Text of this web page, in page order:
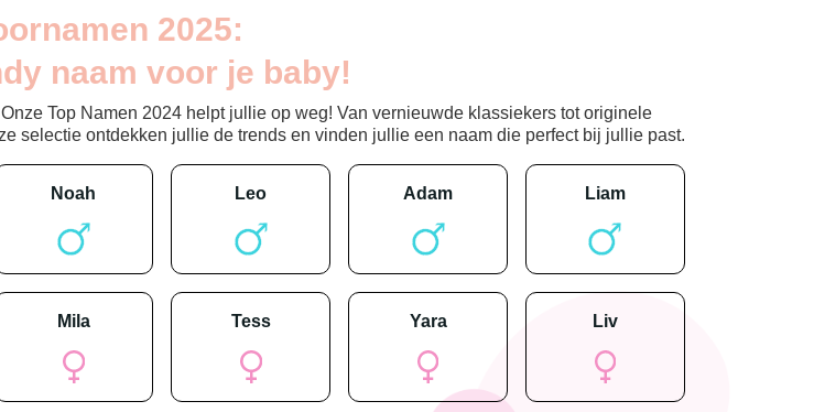
2025:
naam voor je baby!
Top Namen 2024 helpt jullie op weg! Van vernieuwde klassiekers tot originele
selectie ontdekken jullie de trends en vinden jullie een naam die perfect bij jullie past.
noah leo adam liam
mila tess yara liv